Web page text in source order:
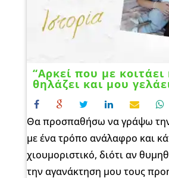
“Αρκεί που με
θηλάζει και μου
Θα προσπαθήσω να γράψω
με ένα τρόπο ανάλαφρο και
χιουμοριστικό, διότι αν
την αγανάκτηση μου τους